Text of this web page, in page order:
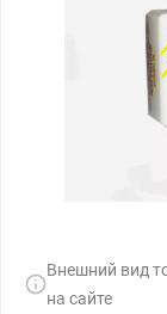
Внешний вид
на сайте